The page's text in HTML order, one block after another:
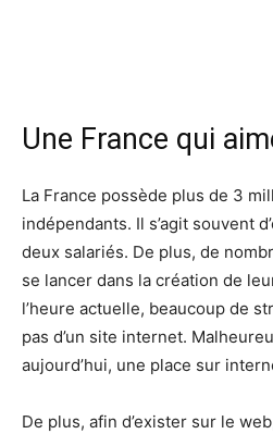
Une France qui
La France possède plus de 3
indépendants. Il s’agit souvent
deux salariés. De plus, de
se lancer dans la création de
l’heure actuelle, beaucoup de
pas d’un site internet.
aujourd’hui, une place sur
De plus, afin d’exister sur le